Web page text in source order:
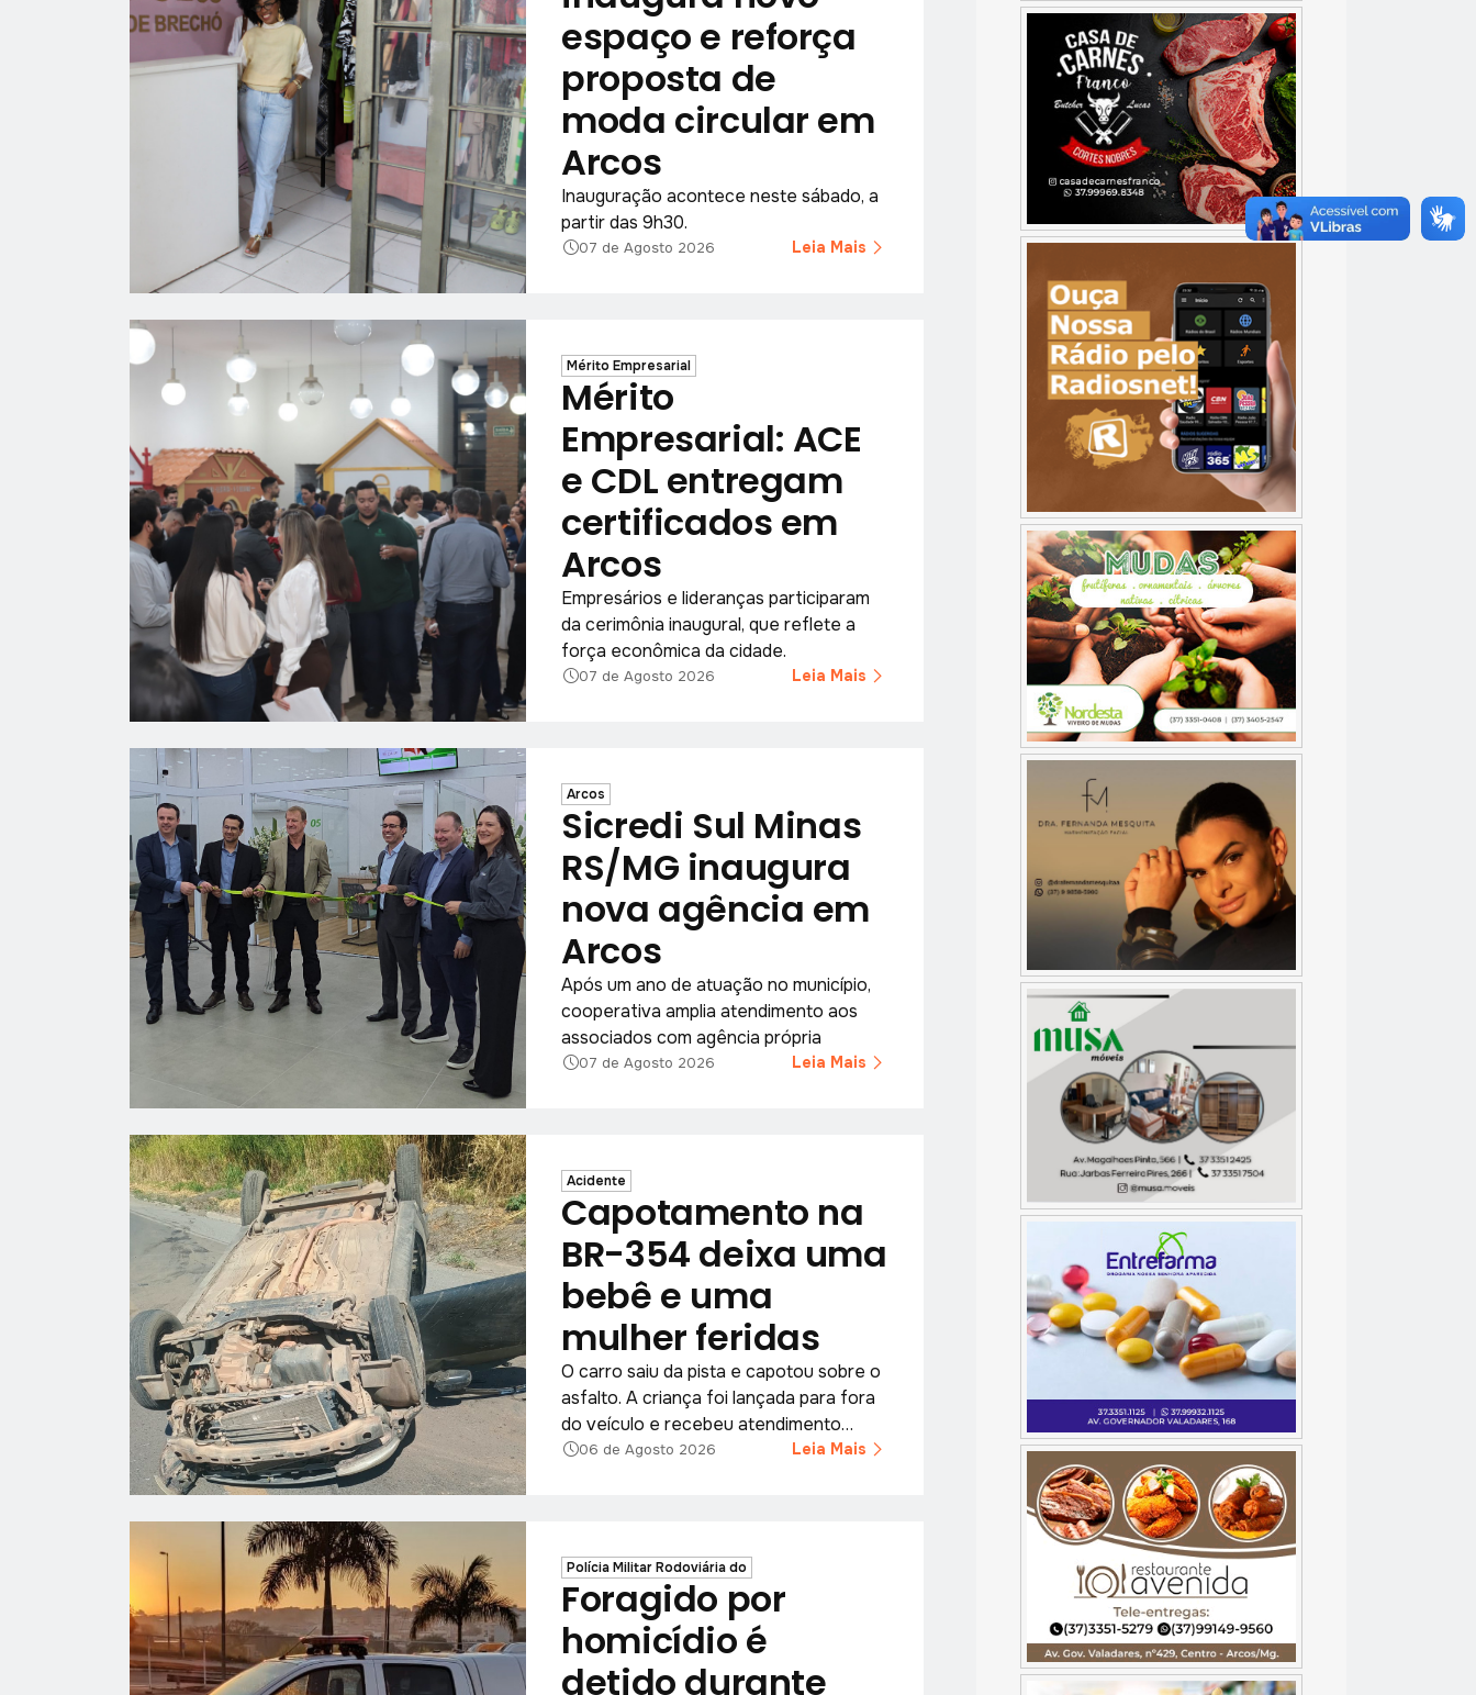
espaço e reforça
proposta de
moda circular em
Arcos
Inauguração acontece neste sábado, a
partir das 9h30.
07 de Agosto 2026 Leia Mais
Mérito Empresarial
Mérito
Empresarial: ACE
e CDL entregam
certificados em
Arcos
Empresários e lideranças participaram
da cerimônia inaugural, que reflete a
força econômica da cidade.
07 de Agosto 2026 Leia Mais
Arcos
Sicredi Sul Minas
RS/MG inaugura
nova agência em
Arcos
Após um ano de atuação no município,
cooperativa amplia atendimento aos
associados com agência própria
07 de Agosto 2026 Leia Mais
Acidente
Capotamento na
BR-354 deixa uma
bebê e uma
mulher feridas
O carro saiu da pista e capotou sobre o
asfalto. A criança foi lançada para fora
do veículo e recebeu atendimento
imediato.
06 de Agosto 2026 Leia Mais
Polícia Militar Rodoviária do
Foragido por
homicídio é
detido durante